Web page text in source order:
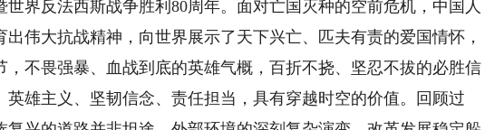
反法西斯战争胜利80周年。面对亡国灭种的空前危机，中国人
伟大抗战精神，向世界展示了天下兴亡、匹夫有责的爱国情怀，
不畏强暴、血战到底的英雄气概，百折不挠、坚忍不拔的必胜信
雄主义、坚韧信念、责任担当，具有穿越时空的价值。回顾过